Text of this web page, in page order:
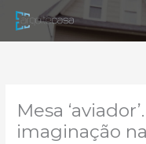
para
Mesa
imaginação